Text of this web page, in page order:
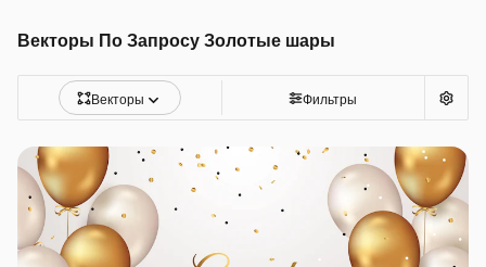
Векторы По Запросу Золотые шары
Векторы Фильтры